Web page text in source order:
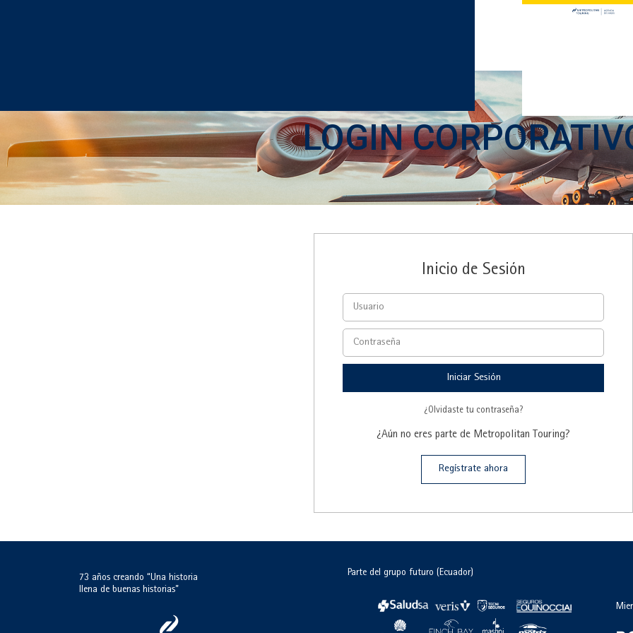
LOGIN
Inicio de Sesión
Iniciar Sesión
¿Olvidaste tu contraseña?
¿Aún no eres parte de Metropolitan Touring?
Regístrate ahora
73 años creando “Una historia
llena de buenas historias”
Parte del grupo futuro (Ecuador)